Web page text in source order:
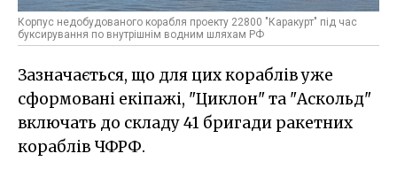
Корпус недобудованого корабля проекту 22800 "Каракурт" під час
буксирування по внутрішнім водним шляхам РФ
Зазначається, що для цих кораблів уже
сформовані екіпажі, "Циклон" та "Аскольд"
включать до складу 41 бригади ракетних
кораблів ЧФРФ.